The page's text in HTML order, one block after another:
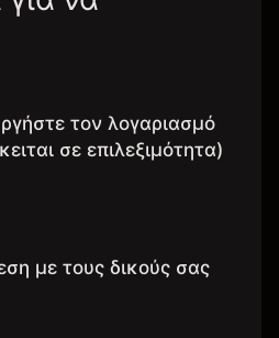
τον λογαριασμό
σε επιλεξιμότητα)
με τους δικούς σας